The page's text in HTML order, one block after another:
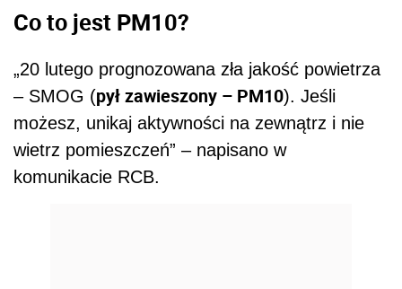
Co to jest PM10?
„20 lutego prognozowana zła jakość powietrza
– SMOG (pył zawieszony – PM10). Jeśli
możesz, unikaj aktywności na zewnątrz i nie
wietrz pomieszczeń” – napisano w
komunikacie RCB.